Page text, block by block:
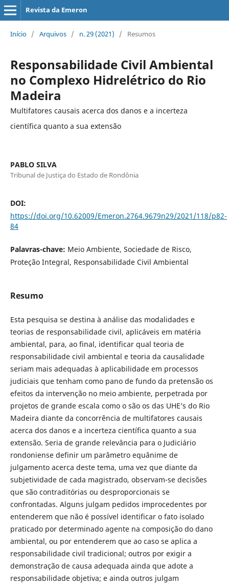
Revista da Emeron
Início / Arquivos / n. 29 (2021) / Resumos
Responsabilidade Civil Ambiental
no Complexo Hidrelétrico do Rio
Madeira
Multifatores causais acerca dos danos e a incerteza
científica quanto a sua extensão
PABLO SILVA
Tribunal de Justiça do Estado de Rondônia
DOI:
https://doi.org/10.62009/Emeron.2764.9679n29/2021/118/p82-
84
Palavras-chave: Meio Ambiente, Sociedade de Risco,
Proteção Integral, Responsabilidade Civil Ambiental
Resumo
Esta pesquisa se destina à análise das modalidades e
teorias de responsabilidade civil, aplicáveis em matéria
ambiental, para, ao final, identificar qual teoria de
responsabilidade civil ambiental e teoria da causalidade
seriam mais adequadas à aplicabilidade em processos
judiciais que tenham como pano de fundo da pretensão os
efeitos da intervenção no meio ambiente, perpetrada por
projetos de grande escala como o são os das UHE’s do Rio
Madeira diante da concorrência de multifatores causais
acerca dos danos e a incerteza científica quanto a sua
extensão. Seria de grande relevância para o Judiciário
rondoniense definir um parâmetro equânime de
julgamento acerca deste tema, uma vez que diante da
subjetividade de cada magistrado, observam-se decisões
que são contraditórias ou desproporcionais se
confrontadas. Alguns julgam pedidos improcedentes por
entenderem que não é possível identificar o fato isolado
praticado por determinado agente na composição do dano
ambiental, ou por entenderem que ao caso se aplica a
responsabilidade civil tradicional; outros por exigir a
demonstração de causa adequada ainda que adote a
responsabilidade objetiva; e ainda outros julgam